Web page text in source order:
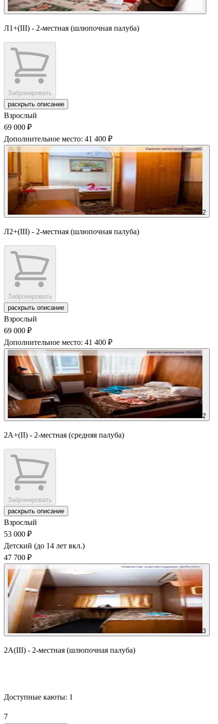
Л1+(III) - 2-местная (шлюпочная палуба)
Забронировать
раскрыть описание
Взрослый
69 000 ₽
Дополнительное место: 41 400 ₽
2
Л2+(III) - 2-местная (шлюпочная палуба)
Забронировать
раскрыть описание
Взрослый
69 000 ₽
Дополнительное место: 41 400 ₽
2
2А+(II) - 2-местная (средняя палуба)
Забронировать
раскрыть описание
Взрослый
53 000 ₽
Детский (до 14 лет вкл.)
47 700 ₽
3
2А(III) - 2-местная (шлюпочная палуба)
Доступные каюты: 1
7